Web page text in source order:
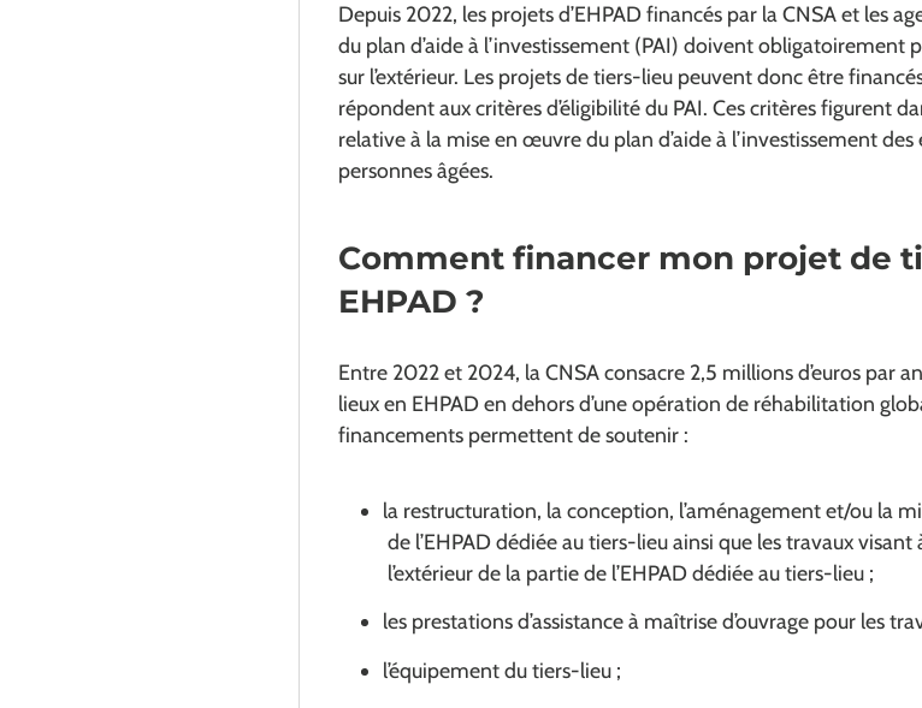
Depuis 2022, les projets d’EHPAD financés par la CNSA et les
du plan d’aide à l’investissement (PAI) doivent obligatoirement
sur l’extérieur. Les projets de tiers-lieu peuvent donc être
répondent aux critères d’éligibilité du PAI. Ces critères figurent
relative à la mise en œuvre du plan d’aide à l’investissement
personnes âgées.
Comment financer mon projet de
EHPAD ?
Entre 2022 et 2024, la CNSA consacre 2,5 millions d’euros par
lieux en EHPAD en dehors d’une opération de réhabilitation
financements permettent de soutenir :
la restructuration, la conception, l’aménagement et/ou la
de l’EHPAD dédiée au tiers-lieu ainsi que les travaux visant
l’extérieur de la partie de l’EHPAD dédiée au tiers-lieu ;
les prestations d’assistance à maîtrise d’ouvrage pour les
l’équipement du tiers-lieu ;